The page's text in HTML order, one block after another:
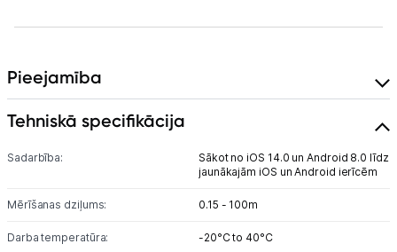
GPS
Ražotāju atjaunota tehnika
Vēlmju saraksts
Piegāde un apmaksa
Pieejamība
Tehniskā specifikācija
Sadarbība:
Sākot no iOS 14.0 un Android 8.0 līdz
jaunākajām iOS un Android ierīcēm
Mērīšanas dziļums: 0.15 - 100m
Darba temperatūra: -20°C to 40°C